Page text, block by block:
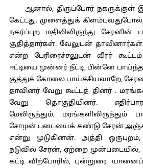
ஆனால், திருப்போர் நகருக்குள்
கேட்டது. முளைத்துக்
நகர்ப்புற மதிலிலிருந்து
குதித்தார்கள். வேலுடன் தாவினார்கள்
என்ற பேரிரைச்சலுடன் வீரர் கூட்டம்
ஈட்டியை முன்னர் நீட்டி, பின்னே
குத்துக் கோலை பாய்ச்சியவாறே,
தாவினர் வேறு கூட்டத் தினர் .
வேறு தொகுதியினர்.
மேலிருந்தும், மரங்களிலிருந்தும்
சோழன் படையைக் கண்டு சேரன்
என்று முடுகினன். அத்தி
நடுவில் சேரன், ஏற்றை
கட்டி விற்போரில், புன்றுரை